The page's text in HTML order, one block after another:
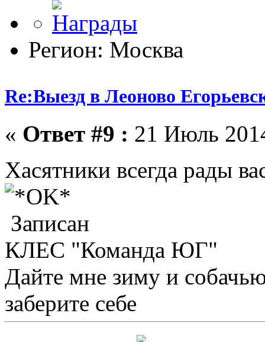
Регион: Москва
Re:Выезд в Леоново
« Ответ #9 : 21 Июль
Хасятники всегда рады
Записан
КЛЕС "Команда ЮГ"
Дайте мне зиму и
заберите себе